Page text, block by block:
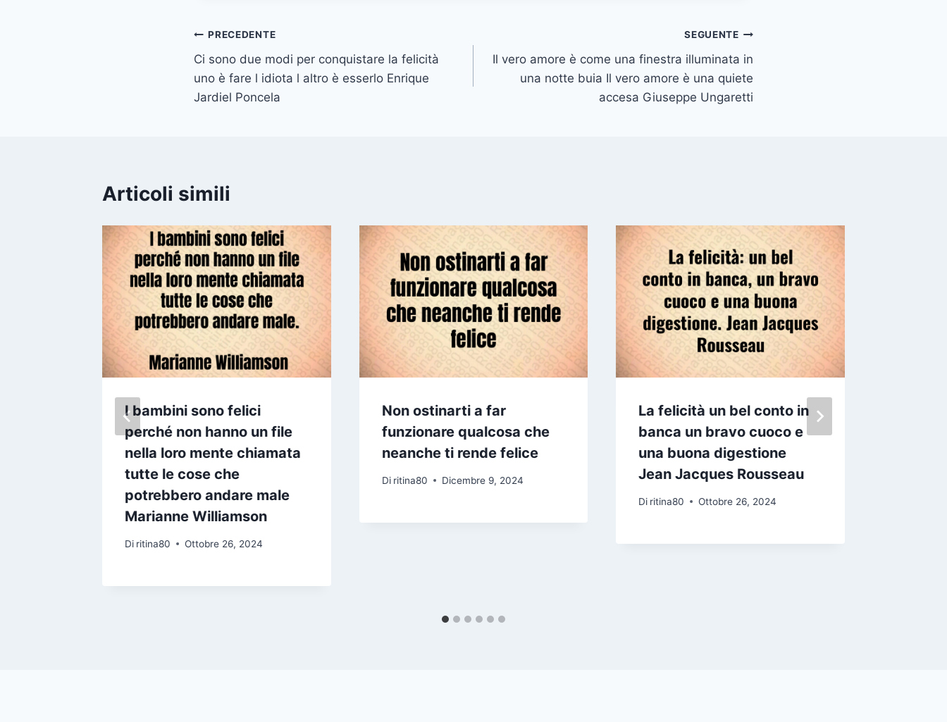
Navigazione
articoli
PRECEDENTE
Ci sono due modi per conquistare la felicità
uno è fare l idiota l altro è esserlo Enrique
Jardiel Poncela
SEGUENTE
Il vero amore è come una finestra illuminata in
una notte buia Il vero amore è una quiete
accesa Giuseppe Ungaretti
Articoli simili
I bambini sono felici
perché non hanno un file
nella loro mente chiamata
tutte le cose che
potrebbero andare male
Marianne Williamson
Di ritina80 Ottobre 26, 2024
Non ostinarti a far
funzionare qualcosa che
neanche ti rende felice
Di ritina80 Dicembre 9, 2024
La felicità un bel conto in
banca un bravo cuoco e
una buona digestione
Jean Jacques Rousseau
Di ritina80 Ottobre 26, 2024